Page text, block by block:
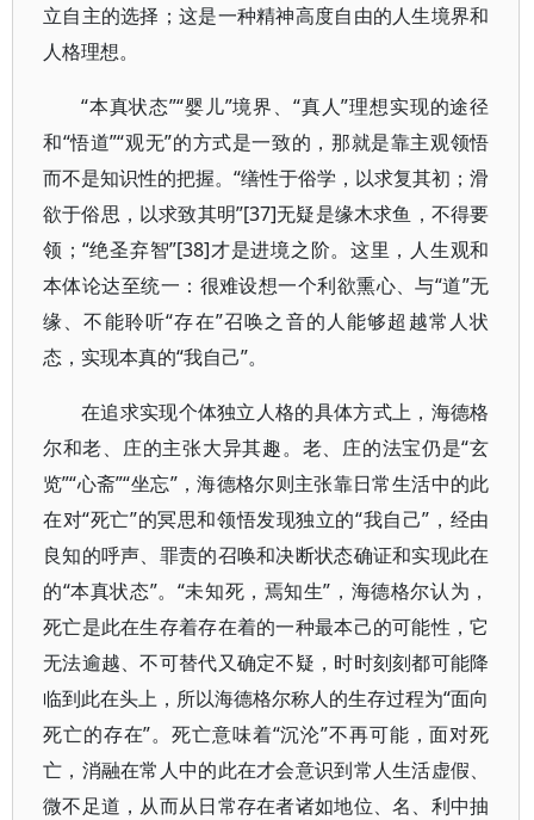
立自主的选择；这是一种精神高度自由的人生境界和
人格理想。
“本真状态”“婴儿”境界、“真人”理想实现的途径
和“悟道”“观无”的方式是一致的，那就是靠主观领悟
而不是知识性的把握。“缮性于俗学，以求复其初；滑
欲于俗思，以求致其明”[37]无疑是缘木求鱼，不得要
领；“绝圣弃智”[38]才是进境之阶。这里，人生观和
本体论达至统一：很难设想一个利欲熏心、与“道”无
缘、不能聆听“存在”召唤之音的人能够超越常人状
态，实现本真的“我自己”。
在追求实现个体独立人格的具体方式上，海德格
尔和老、庄的主张大异其趣。老、庄的法宝仍是“玄
览”“心斋”“坐忘”，海德格尔则主张靠日常生活中的此
在对“死亡”的冥思和领悟发现独立的“我自己”，经由
良知的呼声、罪责的召唤和决断状态确证和实现此在
的“本真状态”。“未知死，焉知生”，海德格尔认为，
死亡是此在生存着存在着的一种最本己的可能性，它
无法逾越、不可替代又确定不疑，时时刻刻都可能降
临到此在头上，所以海德格尔称人的生存过程为“面向
死亡的存在”。死亡意味着“沉沦”不再可能，面对死
亡，消融在常人中的此在才会意识到常人生活虚假、
微不足道，从而从日常存在者诸如地位、名、利中抽